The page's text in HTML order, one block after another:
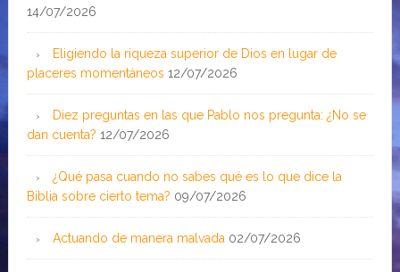
14/07/2026
Eligiendo la riqueza superior de Dios en lugar de
placeres momentáneos 12/07/2026
Diez preguntas en las que Pablo nos pregunta: ¿No se
dan cuenta? 12/07/2026
¿Qué pasa cuando no sabes qué es lo que dice la
Biblia sobre cierto tema? 09/07/2026
Actuando de manera malvada 02/07/2026